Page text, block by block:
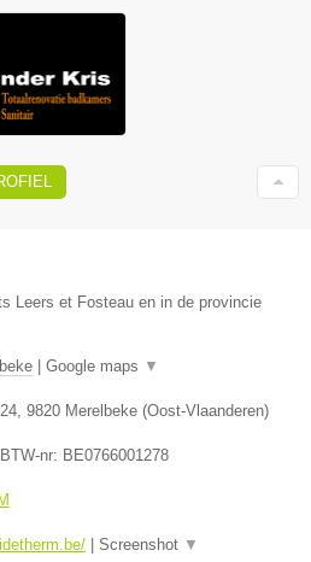
Leers et Fosteau en in de provincie
| Google maps ▼
9820 Merelbeke (Oost-Vlaanderen)
, BTW-nr: BE0766001278
| Screenshot ▼